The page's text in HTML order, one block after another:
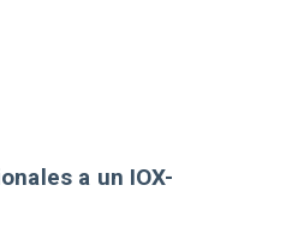
a un IOX-